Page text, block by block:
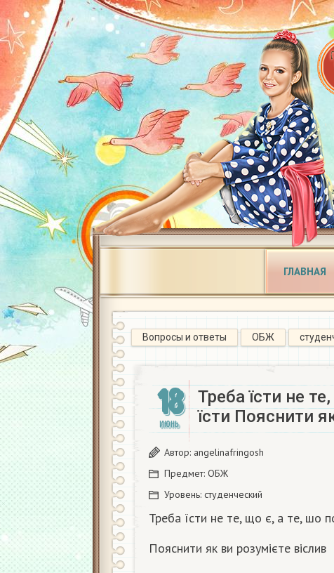
ГЛАВНАЯ
Вопросы и ответы ОБЖ
18
ИЮНЬ
Треба їсти не
їсти Пояснити
Автор: angelinafringosh
Предмет: ОБЖ
Уровень: студенческий
Треба їсти не те, що є, а те, шо
Пояснити як ви розумієте віслив